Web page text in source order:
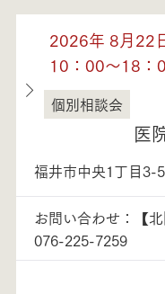
2026年 8月22
10：00～18：
福井県
個別相談会
医
福井市中央1丁目
お問い合わせ：【
076-225-7259